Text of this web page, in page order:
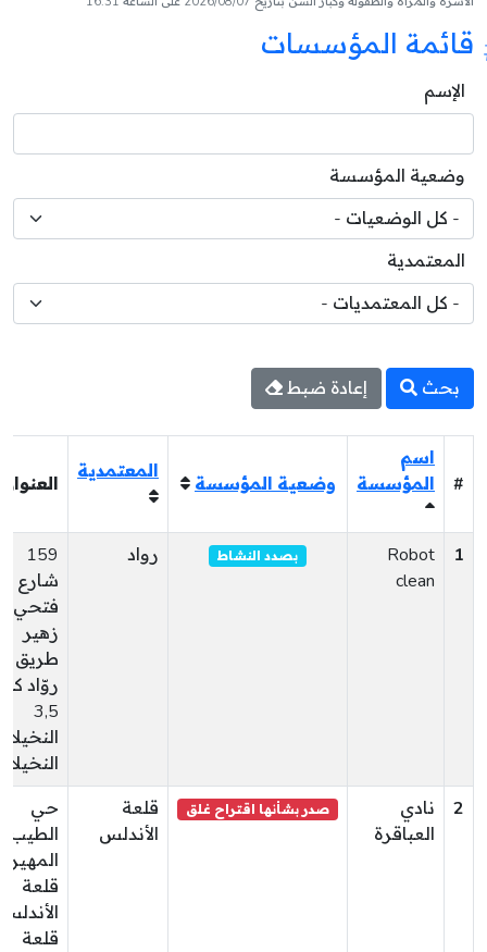
قائمة المؤسسات
الإسم
وضعية المؤسسة
المعتمدية
بحث إعادة ضبط
#
اسم
المؤسسة
وضعية المؤسسة
المعتمدية
العنوان
1
Robot
clean
بصدد النشاط رواد
159
شارع
فتحي
زهير
طريق
روّاد
3,5
2
نادي
العباقرة
صدر بشأنها اقتراح غلق
قلعة
الأندلس
حي
الطيب
قلعة
الأندلس
قلعة